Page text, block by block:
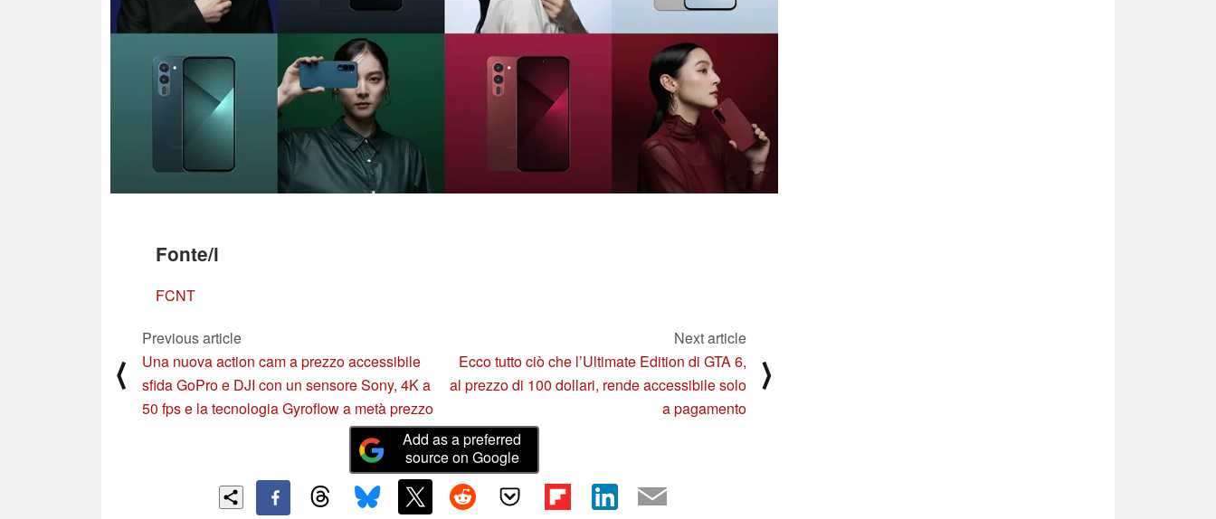
Fonte/i
FCNT
⟨
Previous article
Una nuova action cam a prezzo accessibile
sfida GoPro e DJI con un sensore Sony, 4K a
50 fps e la tecnologia Gyroflow a metà prezzo
Next article
Ecco tutto ciò che l’Ultimate Edition di GTA 6,
al prezzo di 100 dollari, rende accessibile solo
a pagamento
⟩
Add as a preferred
source on Google